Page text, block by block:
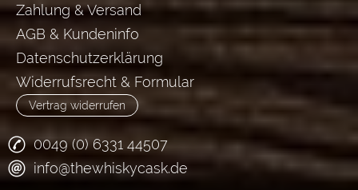
Zahlung & Versand
AGB & Kundeninfo
Datenschutzerklärung
Widerrufsrecht & Formular
Vertrag widerrufen
0049 (0) 6331 44507
info@thewhiskycask.de